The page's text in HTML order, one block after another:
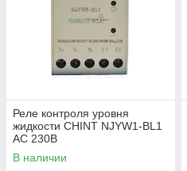
Реле контроля уровня
жидкости CHINT NJYW1-BL1
AC 230В
В наличии